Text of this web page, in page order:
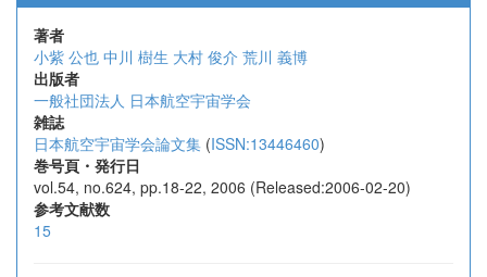
著者
小紫 公也 中川 樹生 大村 俊介 荒川 義博
出版者
一般社団法人 日本航空宇宙学会
雑誌
日本航空宇宙学会論文集 (ISSN:13446460)
巻号頁・発行日
vol.54, no.624, pp.18-22, 2006 (Released:2006-02-20)
参考文献数
15